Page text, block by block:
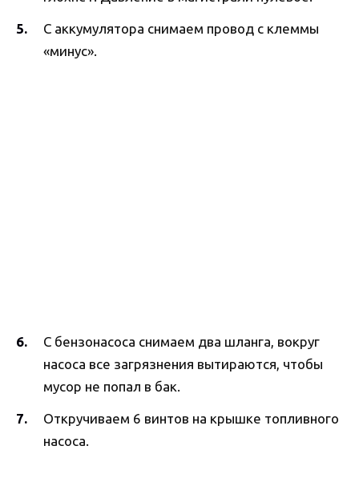
С аккумулятора снимаем провод с клеммы
«минус».
С бензонасоса снимаем два шланга, вокруг
насоса все загрязнения вытираются, чтобы
мусор не попал в бак.
Откручиваем 6 винтов на крышке топливного
насоса.